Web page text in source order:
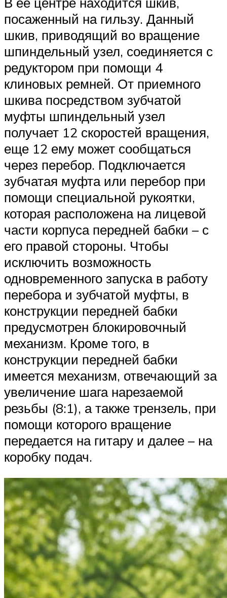
посаженный на гильзу. Данный
шкив, приводящий во вращение
шпиндельный узел, соединяется с
редуктором при помощи 4
клиновых ремней. От приемного
шкива посредством зубчатой
муфты шпиндельный узел
получает 12 скоростей вращения,
еще 12 ему может сообщаться
через перебор. Подключается
зубчатая муфта или перебор при
помощи специальной рукоятки,
которая расположена на лицевой
части корпуса передней бабки – с
его правой стороны. Чтобы
исключить возможность
одновременного запуска в работу
перебора и зубчатой муфты, в
конструкции передней бабки
предусмотрен блокировочный
механизм. Кроме того, в
конструкции передней бабки
имеется механизм, отвечающий за
увеличение шага нарезаемой
резьбы (8:1), а также трензель, при
помощи которого вращение
передается на гитару и далее – на
коробку подач.